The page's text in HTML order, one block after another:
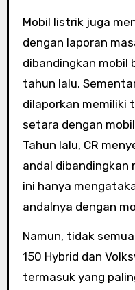
Mobil listrik juga
dengan laporan
dibandingkan mobil
tahun lalu.
dilaporkan memiliki
setara dengan
Tahun lalu, CR
andal
ini hanya
andalnya dengan
Namun, tidak
150 Hybrid dan
termasuk yang